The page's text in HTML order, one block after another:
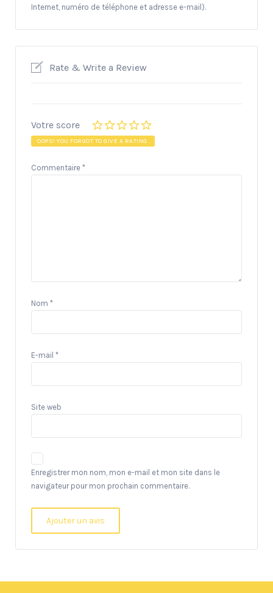
Internet, numéro de téléphone et adresse e-mail).
Rate & Write a Review
Votre score
OOPS! YOU FORGOT TO GIVE A RATING.
Commentaire *
Nom *
E-mail *
Site web
Enregistrer mon nom, mon e-mail et mon site dans le
navigateur pour mon prochain commentaire.